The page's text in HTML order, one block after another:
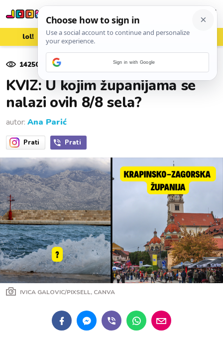
lol! aww vrh! woot?!
14250 pregleda
KVIZ: U kojim županijama se
nalazi ovih 8/8 sela?
autor: Ana Parić
Prati Prati
IVICA GALOVIC/PIXSELL, CANVA
Sign in with Google